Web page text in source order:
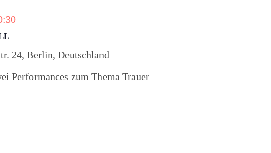
24, Berlin, Deutschland
Performances zum Thema Trauer